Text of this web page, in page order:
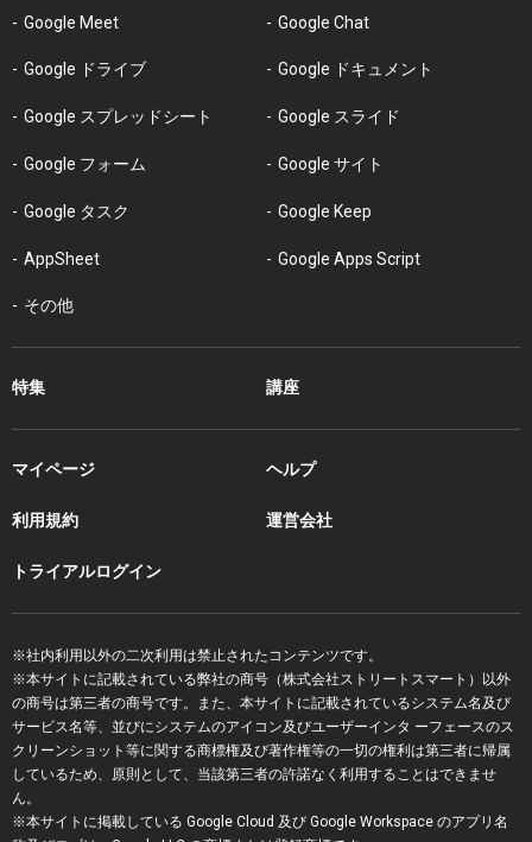
Google Meet Google Chat
Google ドライブ Google ドキュメント
Google スプレッドシート Google スライド
Google フォーム Google サイト
Google タスク Google Keep
AppSheet Google Apps Script
その他
特集 講座
マイページ ヘルプ
利用規約 運営会社
トライアルログイン
※社内利用以外の二次利用は禁止されたコンテンツです。
※本サイトに記載されている弊社の商号（株式会社ストリートスマート）以外
の商号は第三者の商号です。また、本サイトに記載されているシステム名及び
サービス名等、並びにシステムのアイコン及びユーザーインタ ーフェースのス
クリーンショット等に関する商標権及び著作権等の一切の権利は第三者に帰属
しているため、原則として、当該第三者の許諾なく利用することはできませ
ん。
※本サイトに掲載している Google Cloud 及び Google Workspace のアプリ名